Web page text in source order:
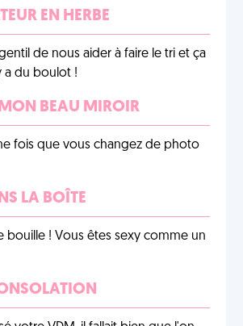
EN HERBE
de nous aider à faire le tri et ça
a du boulot !
BEAU MIROIR
fois que vous changez de photo
LA BOÎTE
bouille ! Vous êtes sexy comme un